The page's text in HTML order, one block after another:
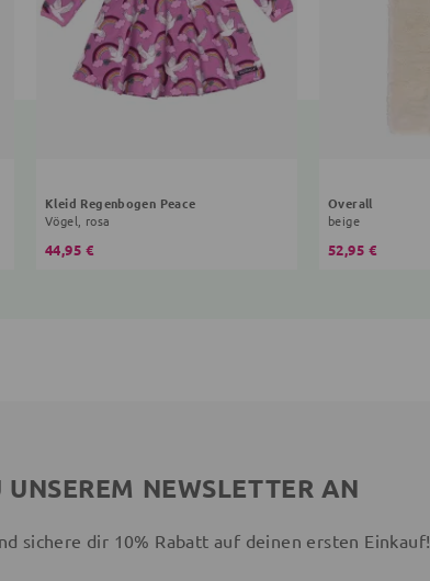
Kleid Regenbogen Peace
Vögel, rosa
44,95 €
Overall
beige
52,95 €
NEWSLETTER AN
sichere dir 10% Rabatt auf deinen ersten Einkauf!